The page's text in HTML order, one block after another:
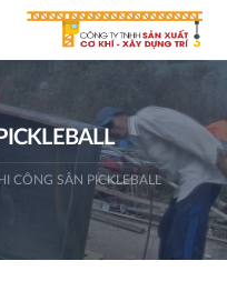
CÔNG SÂN PICKLEBALL